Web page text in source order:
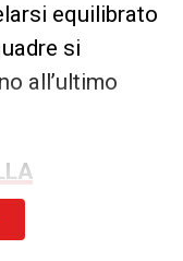
equilibrato
si
all’ultimo